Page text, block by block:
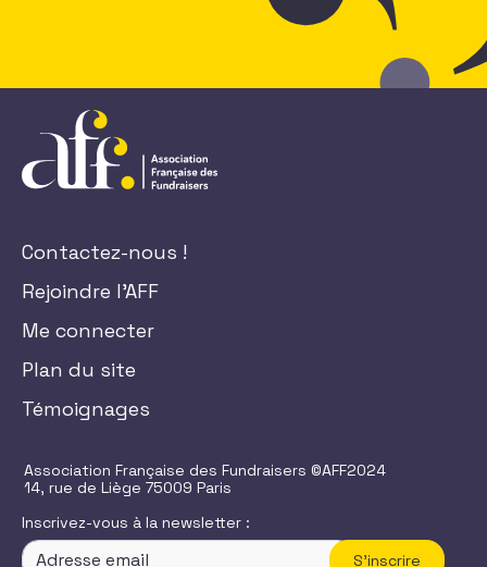
Contactez-nous !
Rejoindre l'AFF
Me connecter
Plan du site
Témoignages
Association Française des Fundraisers ©AFF2024
14, rue de Liège 75009 Paris
Inscrivez-vous à la newsletter :
S'inscrire